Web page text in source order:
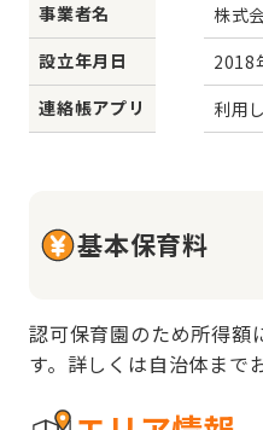
事業者名
株式
設立年月日
2018
連絡帳アプリ
利用
基本保育料
認可保育園のため所得額
す。詳しくは自治体まで